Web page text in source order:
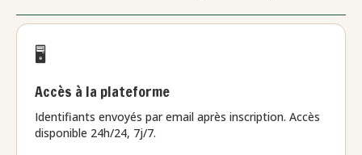
🖥️
Accès à la plateforme
Identifiants envoyés par email après inscription. Accès
disponible 24h/24, 7j/7.